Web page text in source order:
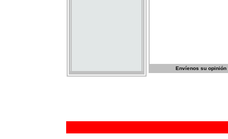
Envíenos su